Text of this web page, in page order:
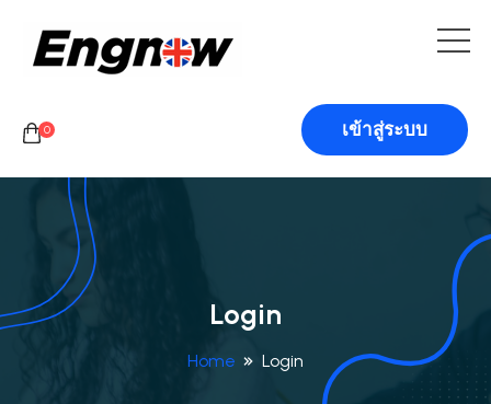
0 เข้าสู่ระบบ
Login
Home Login